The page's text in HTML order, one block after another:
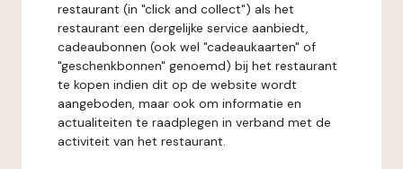
restaurant (in "click and collect") als het
restaurant een dergelijke service aanbiedt,
cadeaubonnen (ook wel "cadeaukaarten" of
"geschenkbonnen" genoemd) bij het restaurant
te kopen indien dit op de website wordt
aangeboden, maar ook om informatie en
actualiteiten te raadplegen in verband met de
activiteit van het restaurant.